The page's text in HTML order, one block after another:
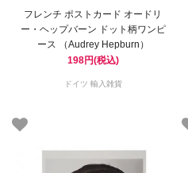
フレンチ ポストカード オードリ
ー・ヘップバーン ドット柄ワンピ
ース （Audrey Hepburn）
198円(税込)
ドイツ 輸入雑貨